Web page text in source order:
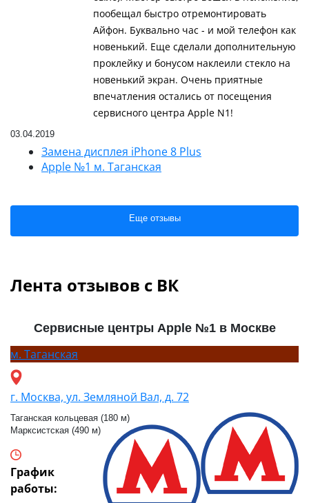
пообещал быстро отремонтировать
Айфон. Буквально час - и мой телефон как
новенький. Еще сделали дополнительную
проклейку и бонусом наклеили стекло на
новенький экран. Очень приятные
впечатления остались от посещения
сервисного центра Apple N1!
03.04.2019
Замена дисплея iPhone 8 Plus
Apple №1 м. Таганская
Еще отзывы
Лента отзывов с ВК
Сервисные центры Apple №1 в Москве
м. Таганская
г. Москва, ул. Земляной Вал, д. 72
Таганская кольцевая (180 м)
Марксистская (490 м)
График
работы: